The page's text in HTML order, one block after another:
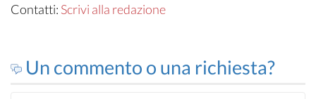
Contatti: Scrivi alla redazione
Un commento o una richiesta?